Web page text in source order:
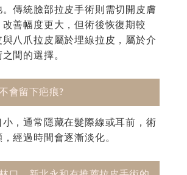
傳統臉部拉皮手術則需切開皮膚
改善幅度更大，但術後恢復期較
八爪拉皮屬於埋線拉皮，屬於介
間的選擇。
會留下疤痕?
，通常隱藏在髮際線或耳前，術
經過時間會逐漸淡化。